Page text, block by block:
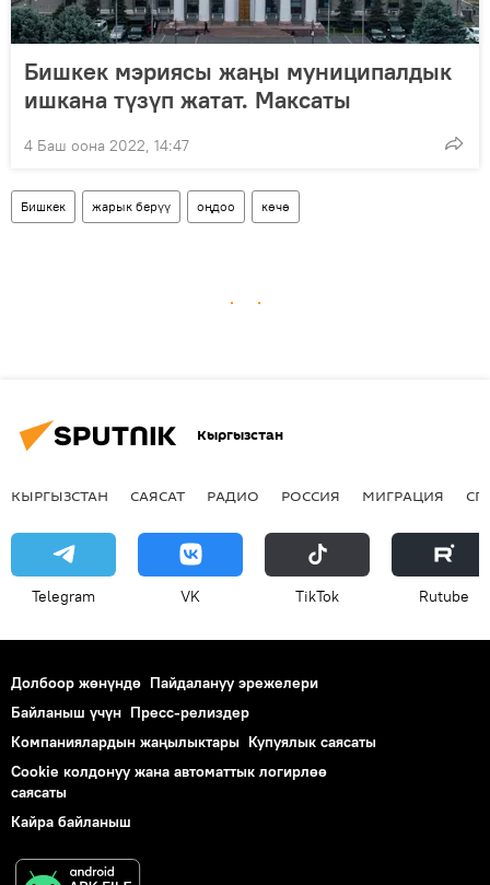
Бишкек мэриясы жаңы муниципалдык
ишкана түзүп жатат. Максаты
4 Баш оона 2022, 14:47
Бишкек жарык берүү оңдоо көчө
Кыргызстан
КЫРГЫЗСТАН САЯСАТ РАДИО РОССИЯ МИГРАЦИЯ
Telegram VK ТikТоk Rutube
Долбоор жөнүндө Пайдалануу эрежелери
Байланыш үчүн Пресс-релиздер
Компаниялардын жаңылыктары Купуялык саясаты
Cookie колдонуу жана автоматтык логирлөө
саясаты
Кайра байланыш